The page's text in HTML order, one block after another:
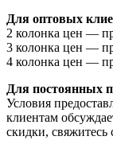
Для оптовых
2 колонка цен —
3 колонка цен —
4 колонка цен —
Для постоянных
Условия
клиентам
скидки,